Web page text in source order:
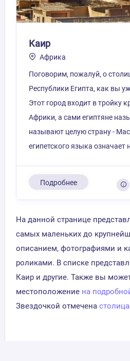
Каир
Африка
Поговорим, пожалуй, о
Республики Египта, как вы
Этот город входит в тройку
Африки, а сами египтяне
называют целую страну -
египетского языка означает
Подробнее
На данной странице
самых маленьких до
описанием, фотографиями и
роликами. В списке
Каир и другие. Также вы
местоположение на
Звездочкой отмечена